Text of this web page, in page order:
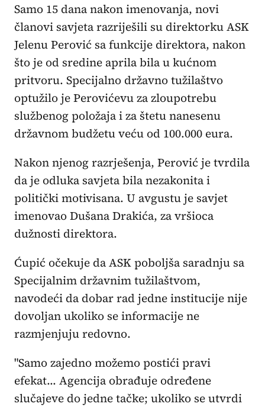
Samo 15 dana nakon imenovanja, novi
članovi savjeta razriješili su direktorku ASK
Jelenu Perović sa funkcije direktora, nakon
što je od sredine aprila bila u kućnom
pritvoru. Specijalno državno tužilaštvo
optužilo je Perovićevu za zloupotrebu
službenog položaja i za štetu nanesenu
državnom budžetu veću od 100.000 eura.
Nakon njenog razrješenja, Perović je tvrdila
da je odluka savjeta bila nezakonita i
politički motivisana. U avgustu je savjet
imenovao Dušana Drakića, za vršioca
dužnosti direktora.
Ćupić očekuje da ASK poboljša saradnju sa
Specijalnim državnim tužilaštvom,
navodeći da dobar rad jedne institucije nije
dovoljan ukoliko se informacije ne
razmjenjuju redovno.
"Samo zajedno možemo postići pravi
efekat... Agencija obrađuje određene
slučajeve do jedne tačke; ukoliko se utvrdi